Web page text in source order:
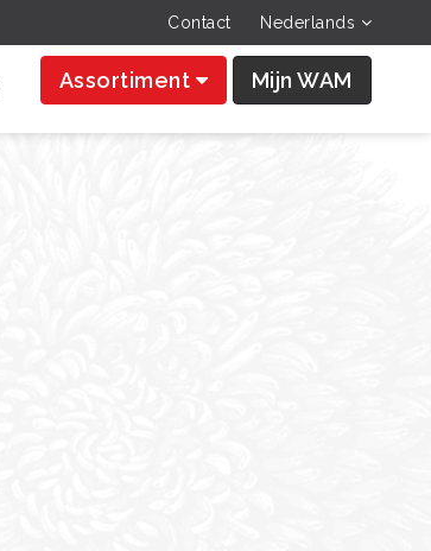
Contact Nederlands
Assortiment Mijn WAM